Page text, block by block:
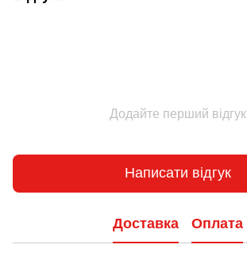
Додайте перший відгук
Написати відгук
Доставка Оплата